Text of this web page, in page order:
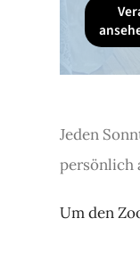
Jeden
persönlich
Um den